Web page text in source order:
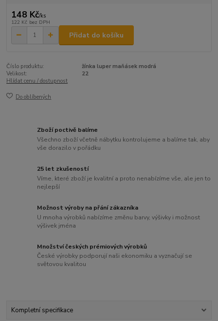
148 Kč/ks
122 Kč bez DPH
Přidat do košíku
Číslo produktu:
žínka luper maňásek modrá
Velikost:
22
Hlídat cenu / dostupnost
Do oblíbených
Zboží poctivě balíme
Všechno zboží včetně nábytku kontrolujeme a balíme tak, aby
vše dorazilo v pořádku
25 let zkušeností
Víme, které zboží je kvalitní a proto nenabízíme vše, ale jen to
nejlepší
Možnost výroby na přání zákazníka
U mnoha výrobků nabízíme změnu barvy, výšivky i možnost
výšivek jména
Množství českých prémiových výrobků
České výrobky podporují naši ekonomiku a vyznačují se
světovou kvalitou
Kompletní specifikace